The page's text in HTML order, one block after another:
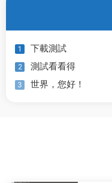
1 下載測試
2 測試看看得
3 世界，您好！